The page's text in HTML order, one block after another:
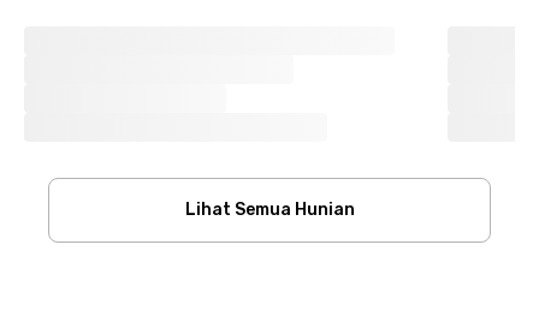
Lihat Semua Hunian